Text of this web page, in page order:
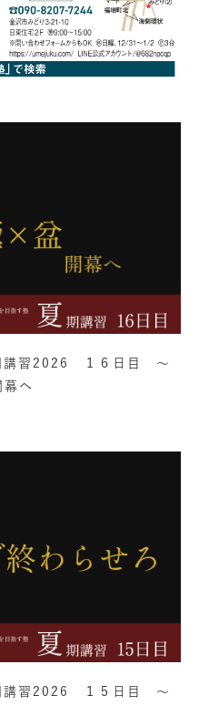
講習2026 １６日目 ～
へ
講習2026 １５日目 ～